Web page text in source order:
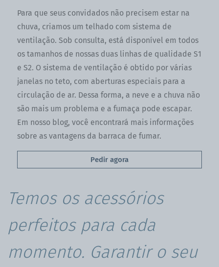
Para que seus convidados não precisem estar na
chuva, criamos um telhado com sistema de
ventilação. Sob consulta, está disponível em todos
os tamanhos de nossas duas linhas de qualidade S1
e S2. O sistema de ventilação é obtido por várias
janelas no teto, com aberturas especiais para a
circulação de ar. Dessa forma, a neve e a chuva não
são mais um problema e a fumaça pode escapar.
Em nosso blog, você encontrará mais informações
sobre as vantagens da barraca de fumar.
Pedir agora
Temos os acessórios
perfeitos para cada
momento. Garantir o seu